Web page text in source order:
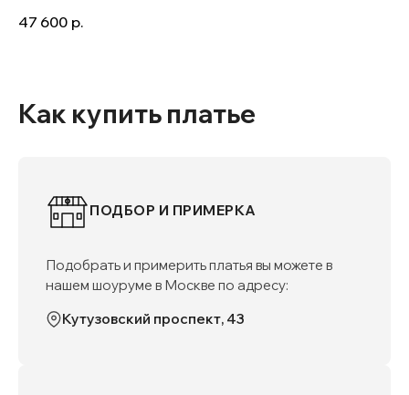
47 600 р.
Как купить платье
ПОДБОР И ПРИМЕРКА
Подобрать и примерить платья вы можете в
нашем шоуруме в Москве по адресу:
Кутузовский проспект, 43